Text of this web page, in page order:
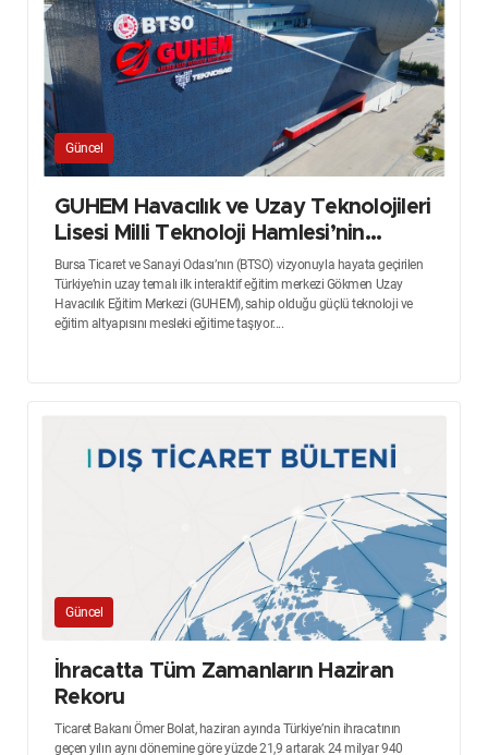
Güncel
GUHEM Havacılık ve Uzay Teknolojileri
Lisesi Milli Teknoloji Hamlesi’nin
Liderlerini Yetiştirecek
Bursa Ticaret ve Sanayi Odası’nın (BTSO) vizyonuyla hayata geçirilen
Türkiye’nin uzay temalı ilk interaktif eğitim merkezi Gökmen Uzay
Havacılık Eğitim Merkezi (GUHEM), sahip olduğu güçlü teknoloji ve
eğitim altyapısını mesleki eğitime taşıyor....
Güncel
İhracatta Tüm Zamanların Haziran
Rekoru
Ticaret Bakanı Ömer Bolat, haziran ayında Türkiye’nin ihracatının
geçen yılın aynı dönemine göre yüzde 21,9 artarak 24 milyar 940